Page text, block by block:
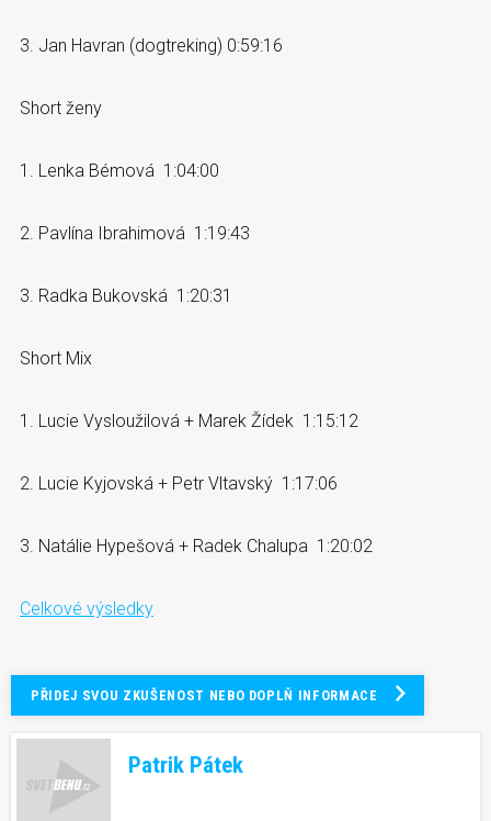
3. Jan Havran (dogtreking) 0:59:16
Short ženy
1. Lenka Bémová 1:04:00
2. Pavlína Ibrahimová 1:19:43
3. Radka Bukovská 1:20:31
Short Mix
1. Lucie Vysloužilová + Marek Žídek 1:15:12
2. Lucie Kyjovská + Petr Vltavský 1:17:06
3. Natálie Hypešová + Radek Chalupa 1:20:02
Celkové výsledky
PŘIDEJ SVOU ZKUŠENOST NEBO DOPLŇ INFORMACE
Patrik Pátek